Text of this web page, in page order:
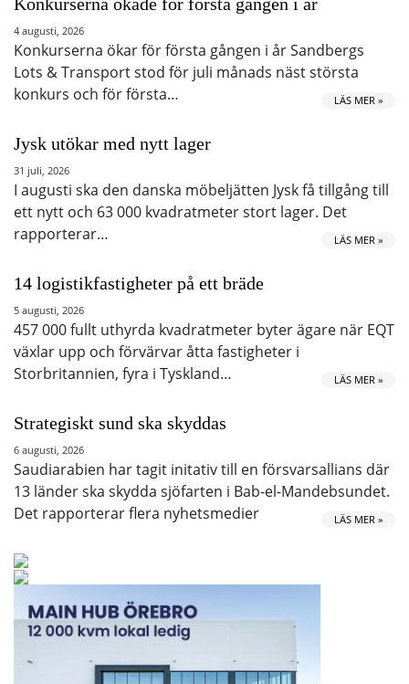
4 augusti, 2026
Konkurserna ökar för första gången i år Sandbergs
Lots & Transport stod för juli månads näst största
konkurs och för första…
LÄS MER »
Jysk utökar med nytt lager
31 juli, 2026
I augusti ska den danska möbeljätten Jysk få tillgång till
ett nytt och 63 000 kvadratmeter stort lager. Det
rapporterar…
LÄS MER »
14 logistikfastigheter på ett bräde
5 augusti, 2026
457 000 fullt uthyrda kvadratmeter byter ägare när EQT
växlar upp och förvärvar åtta fastigheter i
Storbritannien, fyra i Tyskland…
LÄS MER »
Strategiskt sund ska skyddas
6 augusti, 2026
Saudiarabien har tagit initativ till en försvarsallians där
13 länder ska skydda sjöfarten i Bab-el-Mandebsundet.
Det rapporterar flera nyhetsmedier
LÄS MER »